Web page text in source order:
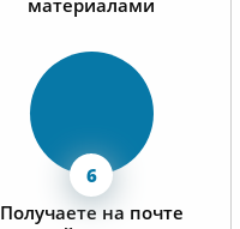
Получаете на почте